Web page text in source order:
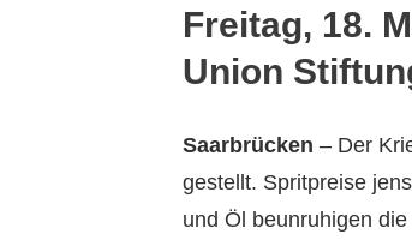
Freitag, 18.
Union
Saarbrücken – Der
gestellt. Spritpreise
und Öl beunruhigen